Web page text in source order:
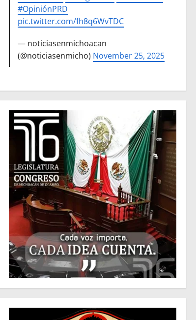
#OpiniónPRD
pic.twitter.com/fh8q6WvTDC
— noticiasenmichoacan
(@noticiasenmicho) November 25, 2025